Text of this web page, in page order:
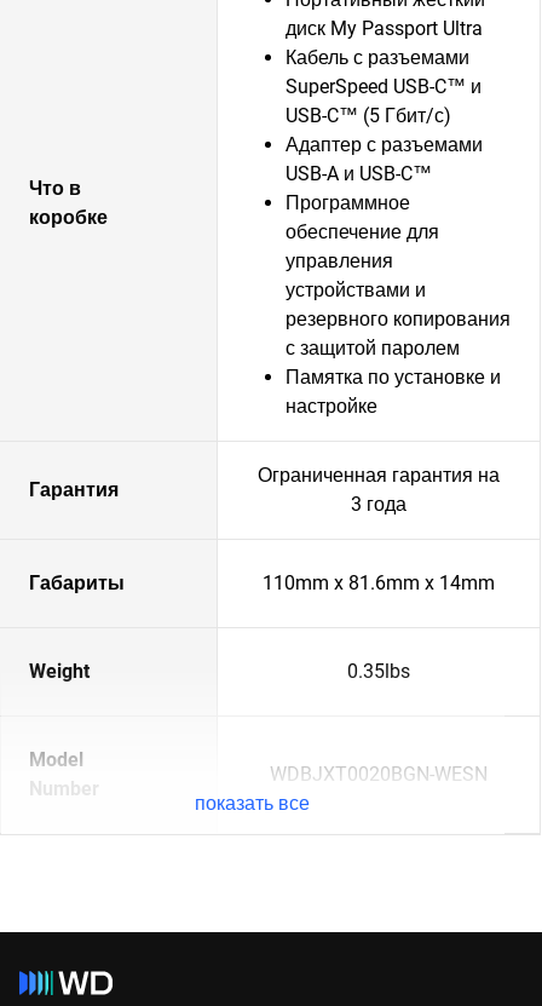
Что в
коробке
диск My Passport Ultra
Кабель с разъемами
SuperSpeed USB-C™ и
USB-C™ (5 Гбит/с)
Адаптер с разъемами
USB-A и USB-C™
Программное
обеспечение для
управления
устройствами и
резервного копирования
с защитой паролем
Памятка по установке и
настройке
Гарантия
Ограниченная гарантия на
3 года
Габариты 110mm x 81.6mm x 14mm
Weight 0.35lbs
Model
Number
WDBJXT0020BGN-WESN
показать все